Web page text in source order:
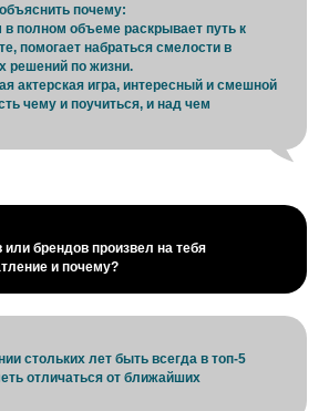
почему:
полном объеме раскрывает путь к
помогает набраться смелости в
решений по жизни.
актерская игра, интересный и смешной
чему и поучиться, и над чем
или брендов произвел на тебя
и почему?
стольких лет быть всегда в топ-5
отличаться от ближайших